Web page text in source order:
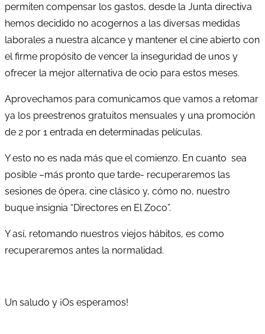
permiten compensar los gastos, desde la Junta directiva
hemos decidido no acogernos a las diversas medidas
laborales a nuestra alcance y mantener el cine abierto con
el firme propósito de vencer la inseguridad de unos y
ofrecer la mejor alternativa de ocio para estos meses.
Aprovechamos para comunicamos que vamos a retomar
ya los preestrenos gratuitos mensuales y una promoción
de 2 por 1 entrada en determinadas películas.
Y esto no es nada más que el comienzo. En cuanto sea
posible –más pronto que tarde- recuperaremos las
sesiones de ópera, cine clásico y, cómo no, nuestro
buque insignia “Directores en El Zoco”.
Y así, retomando nuestros viejos hábitos, es como
recuperaremos antes la normalidad.
Un saludo y ¡Os esperamos!